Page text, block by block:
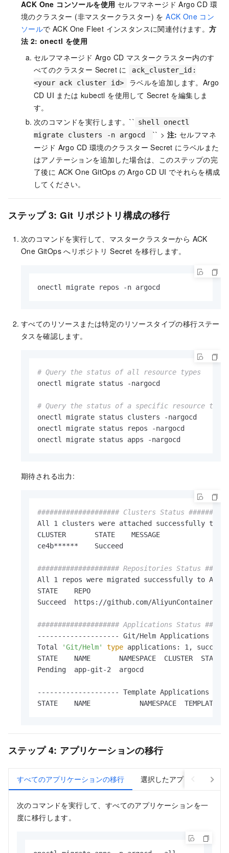
ACK One コンソールを使用 セルフマネージド Argo CD 環
境のクラスター (非マスタークラスター) をACK One コン
ソールで ACK One Fleet インスタンスに関連付けます。方
法 2: onectl を使用
セルフマネージド Argo CD マスタークラスター内のす
べてのクラスター Secret に
ack_cluster_id:
<your ack cluster id>
ラベルを追加します。Argo
CD UI または kubectl を使用して Secret を編集しま
す。
次のコマンドを実行します。`` shell onectl
migrate clusters -n argocd
`` > 注: セルフマネ
ージド Argo CD 環境のクラスター Secret にラベルまた
はアノテーションを追加した場合は、このステップの完
了後に ACK One GitOps の Argo CD UI でそれらを構成
してください。
ステップ 3: Git リポジトリ構成の移行
次のコマンドを実行して、マスタークラスターから ACK
One GitOps へリポジトリ Secret を移行します。
onectl migrate repos -n argocd
すべてのリソースまたは特定のリソースタイプの移行ステー
タスを確認します。
# Query the status of all resource types
onectl migrate status -nargocd
# Query the status of a specific resource type
onectl migrate status clusters -nargocd
onectl migrate status repos -nargocd
onectl migrate status apps -nargocd
期待される出力:
#################### Clusters Status
All 1 clusters were attached successfully to
CLUSTER       STATE    MESSAGE
ce4b******    Succeed
#################### Repositories Status
All 1 repos were migrated successfully to ACK
STATE    REPO
Succeed  https://github.com/
#################### Applications Status
-------------------- Git/Helm Applications
Total
'Git/Helm' type applications: 1,
STATE    NAME       NAMESPACE  CLUSTER  STATUS
Pending  app-git-2  argocd
-------------------- Template Applications
STATE    NAME            NAMESPACE
ステップ 4: アプリケーションの移行
すべてのアプリケーションの移行 選択したアプリケーション
次のコマンドを実行して、すべてのアプリケーションを一
度に移行します。